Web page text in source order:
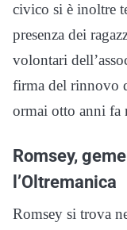
civico si è inoltre
presenza dei
volontari
firma del rinnovo
ormai otto anni fa
Romsey,
l’Oltremanica
Romsey si trova